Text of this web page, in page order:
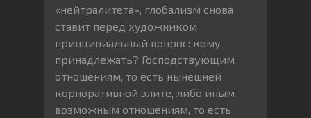
«нейтралитета», глобализм снова
ставит перед художником
принципиальный вопрос: кому
принадлежать? Господствующим
отношениям, то есть нынешней
корпоративной элите, либо иным
возможным отношениям, то есть